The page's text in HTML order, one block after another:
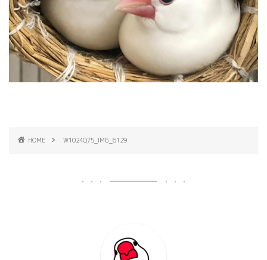
HOME W1024Q75_IMG_6129